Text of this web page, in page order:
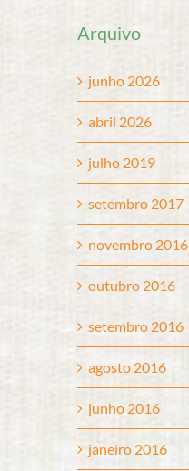
Arquivo
junho 2026
abril 2026
julho 2019
setembro 2017
novembro 2016
outubro 2016
setembro 2016
agosto 2016
junho 2016
janeiro 2016